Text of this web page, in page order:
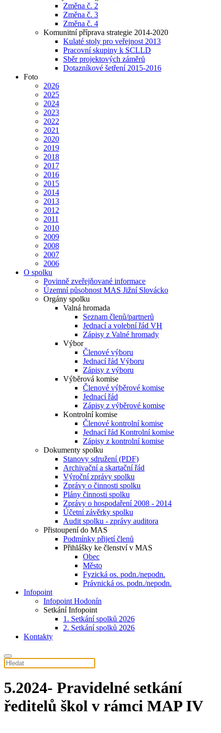
Změna č. 2
Změna č. 3
Změna č. 4
Komunitní příprava strategie 2014-2020
Kulaté stoly pro veřejnost 2013
Pracovní skupiny k SCLLD
Sběr projektových záměrů
Dotazníkové šetření 2015-2016
Foto
2026
2025
2024
2023
2022
2021
2020
2019
2018
2017
2016
2015
2014
2013
2012
2011
2010
2009
2008
2007
2006
O spolku
Povinně zveřejňované informace
Územní působnost MAS Jižní Slovácko
Orgány spolku
Valná hromada
Seznam členů/partnerů
Jednací a volební řád VH
Zápisy z Valné hromady
Výbor
Členové výboru
Jednací řád Výboru
Zápisy z výboru
Výběrová komise
Členové výběrové komise
Jednací řád
Zápisy z výběrové komise
Kontrolní komise
Členové kontrolní komise
Jednací řád Kontrolní komise
Zápisy z kontrolní komise
Dokumenty spolku
Stanovy sdružení (PDF)
Archivační a skartační řád
Výroční zprávy spolku
Zprávy o činnosti spolku
Plány činnosti spolku
Zprávy o hospodaření 2008 - 2014
Účetní závěrky spolku
Audit spolku - zprávy auditora
Přistoupení do MAS
Podmínky přijetí členů
Přihlášky ke členství v MAS
Obec
Město
Fyzická os. podn./nepodn.
Právnická os. podn./nepodn.
Infopoint
Infopoint Hodonín
Setkání Infopoint
1. Setkání spolků 2026
2. Setkání spolků 2026
Kontakty
5.2024- Pravidelné setkání
ředitelů škol v rámci MAP IV